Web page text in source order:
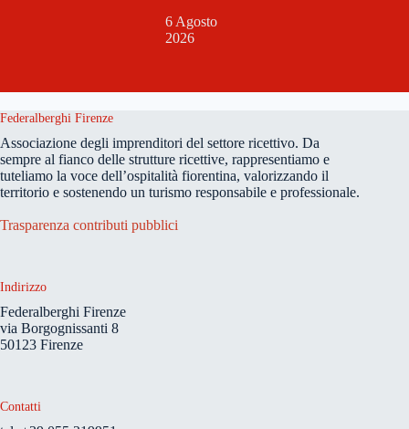
6 Agosto
2026
Federalberghi Firenze
Associazione degli imprenditori del settore ricettivo. Da
sempre al fianco delle strutture ricettive, rappresentiamo e
tuteliamo la voce dell’ospitalità fiorentina, valorizzando il
territorio e sostenendo un turismo responsabile e professionale.
Trasparenza contributi pubblici
Indirizzo
Federalberghi Firenze
via Borgognissanti 8
50123 Firenze
Contatti